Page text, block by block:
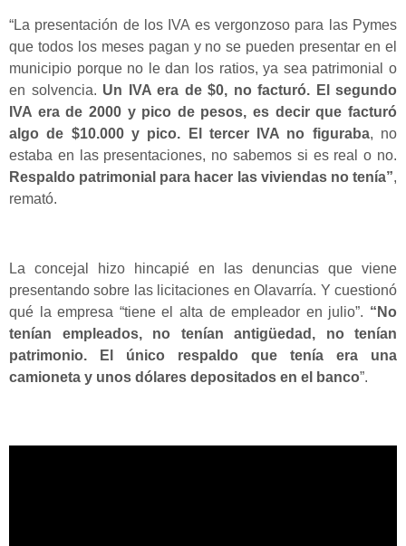
“La presentación de los IVA es vergonzoso para las Pymes
que todos los meses pagan y no se pueden presentar en el
municipio porque no le dan los ratios, ya sea patrimonial o
en solvencia. Un IVA era de $0, no facturó. El segundo
IVA era de 2000 y pico de pesos, es decir que facturó
algo de $10.000 y pico. El tercer IVA no figuraba, no
estaba en las presentaciones, no sabemos si es real o no.
Respaldo patrimonial para hacer las viviendas no tenía”,
remató.
La concejal hizo hincapié en las denuncias que viene
presentando sobre las licitaciones en Olavarría. Y cuestionó
qué la empresa “tiene el alta de empleador en julio”. “No
tenían empleados, no tenían antigüedad, no tenían
patrimonio. El único respaldo que tenía era una
camioneta y unos dólares depositados en el banco”.